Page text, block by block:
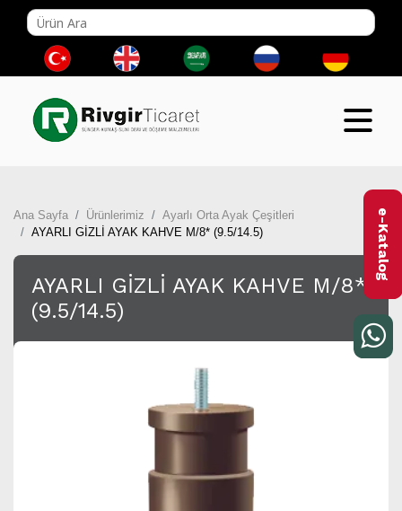
Ana Sayfa Ürünlerimiz
Ayarlı Orta Ayak Çeşitleri
AYARLI GİZLİ AYAK KAHVE M/8* (9.5/14.5)
AYARLI GİZLİ AYAK KAHVE M/8*
(9.5/14.5)
e-Katalog